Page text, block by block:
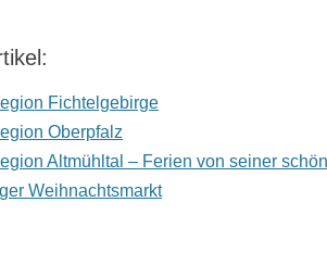
Fichtelgebirge
Oberpfalz
Altmühltal – Ferien von seiner
Weihnachtsmarkt